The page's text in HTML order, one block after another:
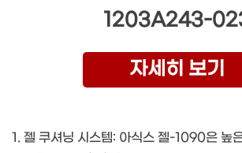
1203A243-
자세히 보기
1. 젤 쿠셔닝 시스템: 아식스 젤-1090은 높